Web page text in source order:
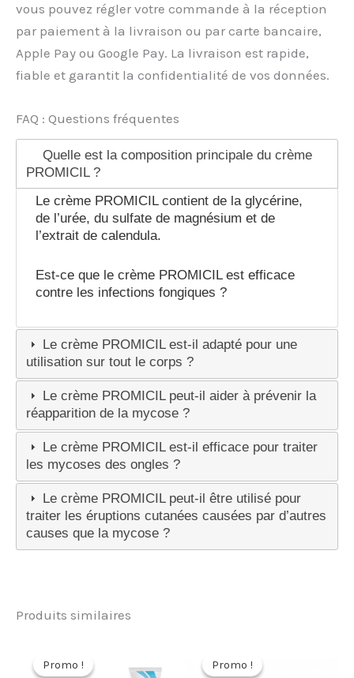
vous pouvez régler votre commande à la réception
par paiement à la livraison ou par carte bancaire,
Apple Pay ou Google Pay. La livraison est rapide,
fiable et garantit la confidentialité de vos données.
FAQ : Questions fréquentes
Quelle est la composition principale du crème
PROMICIL ?
Le crème PROMICIL contient de la glycérine,
de l’urée, du sulfate de magnésium et de
l’extrait de calendula.
Est-ce que le crème PROMICIL est efficace
contre les infections fongiques ?
Le crème PROMICIL est-il adapté pour une
utilisation sur tout le corps ?
Le crème PROMICIL peut-il aider à prévenir la
réapparition de la mycose ?
Le crème PROMICIL est-il efficace pour traiter
les mycoses des ongles ?
Le crème PROMICIL peut-il être utilisé pour
traiter les éruptions cutanées causées par d’autres
causes que la mycose ?
Produits similaires
Promo !
Promo ! Promo !
Promo !